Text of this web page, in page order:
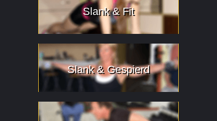
Slank & Fit
Slank & Gespierd